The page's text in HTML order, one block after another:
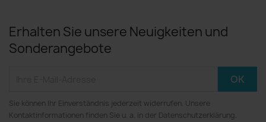
Erhalten Sie unsere Neuigkeiten und
Sonderangebote
Sie können Ihr Einverständnis jederzeit widerrufen. Unsere
Kontaktinformationen finden Sie u. a. in der Datenschutzerklärung.